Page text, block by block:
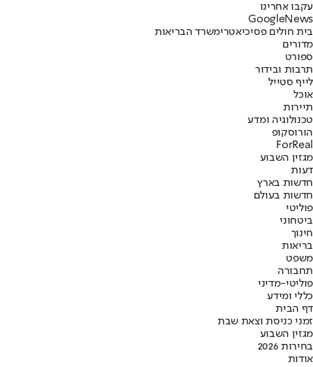
עקבו אחרינו
Googl eNews
בית חולים פסיכיאטרימשרד הבריאות
מדורים
ספורט
תרבות ובידור
לייף סטייל
אוכל
תיירות
טכנולוגיה ומדע
הורוסקופ
ForReal
מגזין השבוע
דעות
חדשות בארץ
חדשות בעולם
פוליטי
ביטחוני
חינוך
בריאות
משפט
תחבורה
פוליטי-מדיני
כללי ומידע
דף הבית
זמני כניסת וצאת שבת
מגזין השבוע
בחירות 2026
אודות